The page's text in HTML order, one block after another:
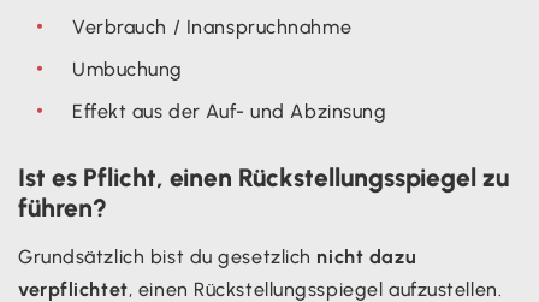
Verbrauch / Inanspruchnahme
Umbuchung
Effekt aus der Auf- und Abzinsung
Ist es Pflicht, einen Rückstellungsspiegel zu
führen?
Grundsätzlich bist du gesetzlich nicht dazu
verpflichtet, einen Rückstellungsspiegel aufzustellen.